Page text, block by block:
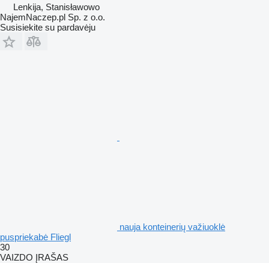
Lenkija, Stanisławowo
NajemNaczep.pl Sp. z o.o.
Susisiekite su pardavėju
nauja konteinerių važiuoklė
puspriekabė Fliegl
30
VAIZDO ĮRAŠAS